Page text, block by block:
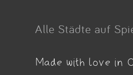
Alle Städte auf
Made with love in